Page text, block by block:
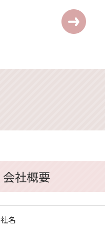
会社概要
社名